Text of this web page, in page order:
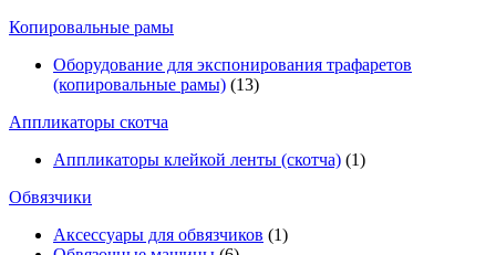
Копировальные рамы
Оборудование для экспонирования трафаретов
(копировальные рамы) (13)
Аппликаторы скотча
Аппликаторы клейкой ленты (скотча) (1)
Обвязчики
Аксессуары для обвязчиков (1)